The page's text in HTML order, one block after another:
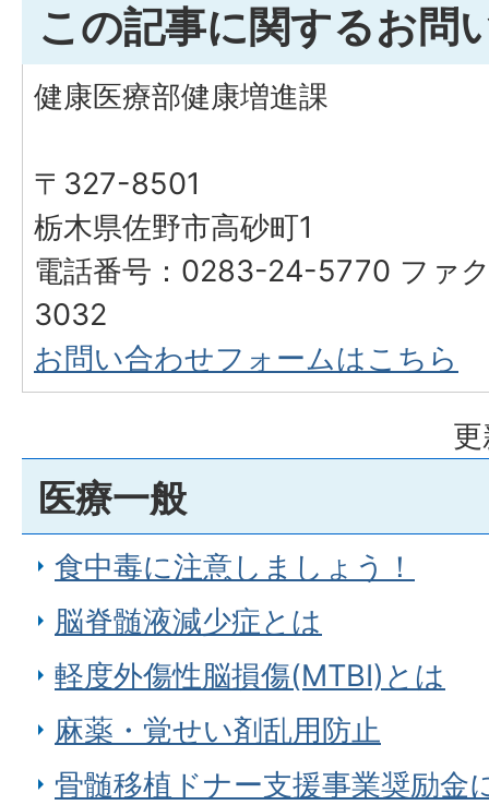
この記事に関するお問
健康医療部健康増進課
〒327-8501
栃木県佐野市高砂町1
電話番号：0283-24-5770 ファ
3032
お問い合わせフォームはこちら
医療一般
食中毒に注意しましょう！
脳脊髄液減少症とは
軽度外傷性脳損傷(MTBI)とは
麻薬・覚せい剤乱用防止
骨髄移植ドナー支援事業奨励金